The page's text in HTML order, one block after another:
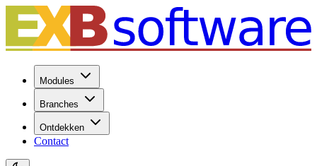
Modules
Branches
Ontdekken
Contact